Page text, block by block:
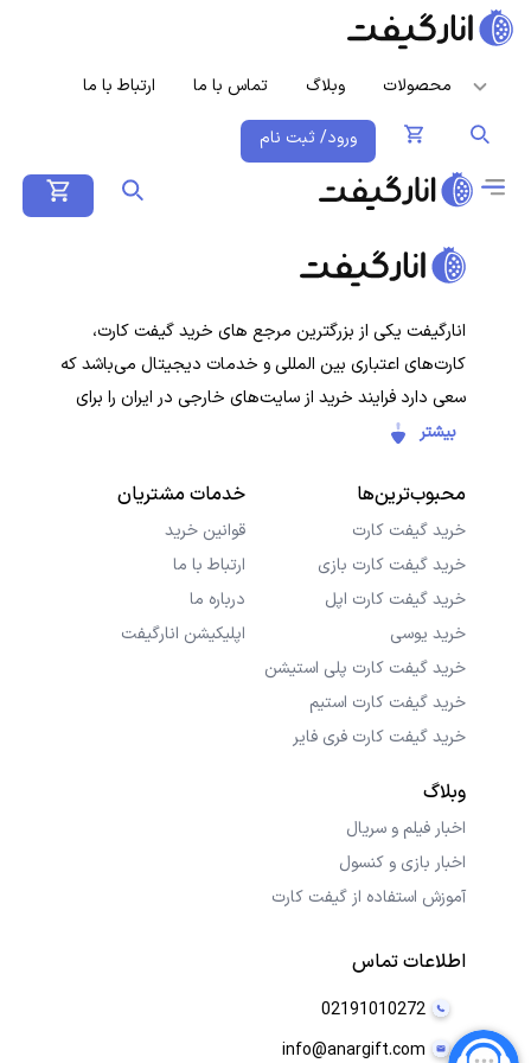
محصولات وبلاگ تماس با ما ارتباط با ما
ورود/ ثبت نام
انارگیفت یکی از بزرگترین مرجع های خرید گیفت کارت،
کارت‌های اعتباری بین المللی و خدمات دیجیتال می‌باشد که
سعی دارد فرایند خرید از سایت‌های خارجی در ایران را برای
کاربران ایرانی ساده‌تر کند. هدف ما ارائه تجربه‌ای سریع، امن و
کاربران با خیال راحت خرید کنند و در کمترین زمان دریافت
کنند.
بیشتر
محبوب‌ترین‌ها
خرید گیفت کارت
خرید گیفت کارت بازی
خرید گیفت کارت اپل
خرید یوسی
خرید گیفت کارت پلی استیشن
خرید گیفت کارت استیم
خرید گیفت کارت فری فایر
خدمات مشتریان
قوانین خرید
ارتباط با ما
درباره ما
اپلیکیشن انارگیفت
وبلاگ
اخبار فیلم و سریال
اخبار بازی و کنسول
آموزش استفاده از گیفت کارت
اطلاعات تماس
02191010272
info@anargift.com